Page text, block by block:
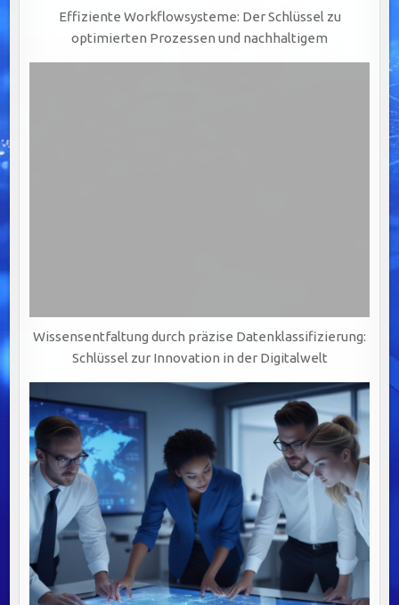
Effiziente Workflowsysteme: Der Schlüssel zu
optimierten Prozessen und nachhaltigem
Wissensentfaltung durch präzise Datenklassifizierung:
Schlüssel zur Innovation in der Digitalwelt